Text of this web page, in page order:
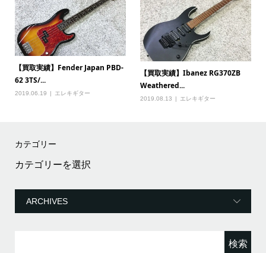
【買取実績】Fender Japan PBD-
62 3TS/...
2019.06.19 エレキギター
【買取実績】Ibanez RG370ZB
Weathered...
2019.08.13 エレキギター
カテゴリー
カ
テ
リ